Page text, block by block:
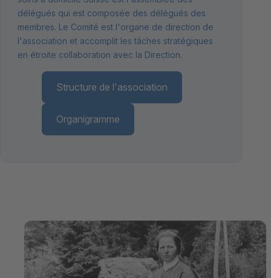
délégués qui est composée des délégués des
membres. Le Comité est l'organe de direction de
l'association et accomplit les tâches stratégiques
en étroite collaboration avec la Direction.
Structure de l'association
Organigramme